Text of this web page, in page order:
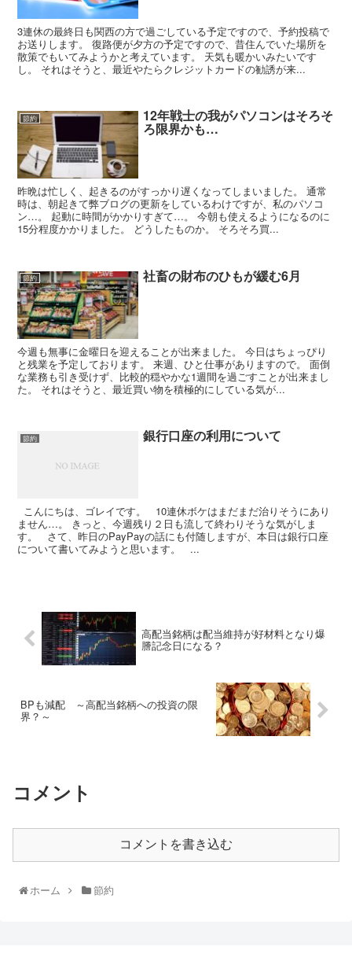
3連休の最終日も関西の方で過ごしている予定ですので、予約投稿で
お送りします。 復路便が夕方の予定ですので、昔住んでいた場所を
散策でもいてみようかと考えています。 天気も暖かいみたいです
し。 それはそうと、最近やたらクレジットカードの勧誘が来...
節約 12年戦士の我がパソコンはそろそ
ろ限界かも…
昨晩は忙しく、起きるのがすっかり遅くなってしまいました。 通常
時は、朝起きて弊ブログの更新をしているわけですが、私のパソコ
ン…。 起動に時間がかかりすぎて…。 今朝も使えるようになるのに
15分程度かかりました。 どうしたものか。 そろそろ買...
節約 社畜の財布のひもが緩む6月
今週も無事に金曜日を迎えることが出来ました。 今日はちょっぴり
と残業を予定しております。 来週、ひと仕事がありますので。 面倒
な業務も引き受けず、比較的穏やかな1週間を過ごすことが出来まし
た。 それはそうと、最近買い物を積極的にしている気が...
節約 銀行口座の利用について
こんにちは、ゴレイです。 10連休ボケはまだまだ治りそうにあり
ません…。 きっと、今週残り２日も流して終わりそうな気がしま
す。 さて、昨日のPayPayの話にも付随しますが、本日は銀行口座
について書いてみようと思います。 ...
高配当銘柄は配当維持が好材料となり爆
謄記念日になる？
BPも減配 ～高配当銘柄への投資の限
界？～
コメント
コメントを書き込む
ホーム 節約